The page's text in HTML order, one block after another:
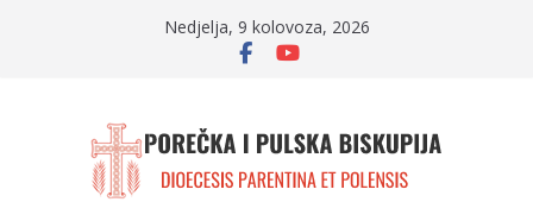
Nedjelja, 9 kolovoza, 2026